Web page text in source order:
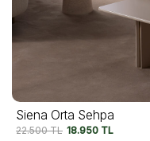
Siena Orta Sehpa
22.500TL 18.950 TL